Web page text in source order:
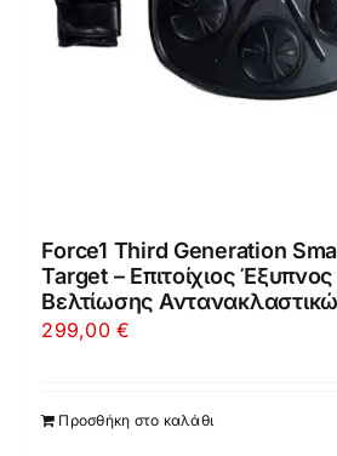
Force1 Third Generation
Target – Επιτοίχιος
Βελτίωσης
299,00€
Προσθήκη στο καλάθι